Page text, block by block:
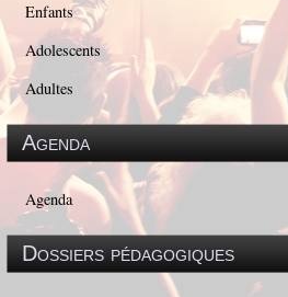
Enfants
Adolescents
Adultes
Agenda
Agenda
Dossiers pédagogiques